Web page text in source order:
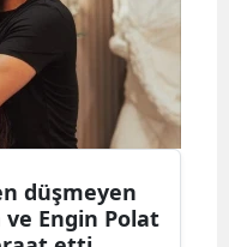
düşmeyen
Engin Polat